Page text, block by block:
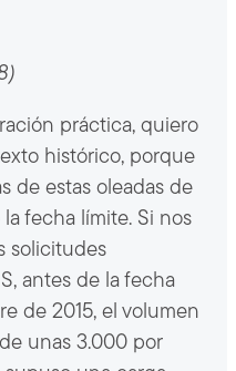
práctica, quiero
histórico, porque
de estas oleadas de
fecha límite. Si nos
solicitudes
antes de la fecha
de 2015, el volumen
unas 3.000 por